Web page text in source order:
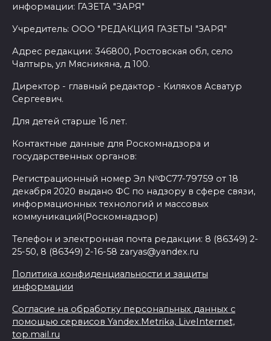
информации: ГАЗЕТА "ЗАРЯ"
Учредитель: ООО "РЕДАКЦИЯ ГАЗЕТЫ "ЗАРЯ"
Адрес редакции: 346800, Ростовская обл, село
Чалтырь, ул Мясникяна, д 100.
Директор - главный редактор - Киляхов Асватур
Сергеевич.
Для детей старше 16 лет.
Контактные данные для Роскомнадзора и
государственных органов:
Регистрационный номер Эл №ФС77-79759 от 18
декабря 2020 выдано ФС по надзору в сфере связи,
информационных технологий и массовых
коммуникаций(Роскомнадзор)
Телефон и электронная почта редакции: 8 (86349) 2-
25-50, 8 (86349) 2-16-58 zaryas@yandex.ru
Политика конфиденциальности и защиты
информации
Согласие на обработку персональных данных с
помощью сервисов Yandex.Metrika, LiveInternet,
top.mail.ru